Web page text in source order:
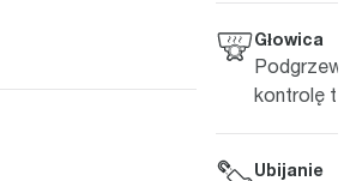
Głowica
kontrolę
Ubijanie